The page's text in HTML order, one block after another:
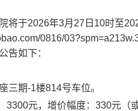
将于2026年3月 27 日 10时至
0816/
告如下：
三期-1楼814号车位。
3300元，增价幅度： 330元 （